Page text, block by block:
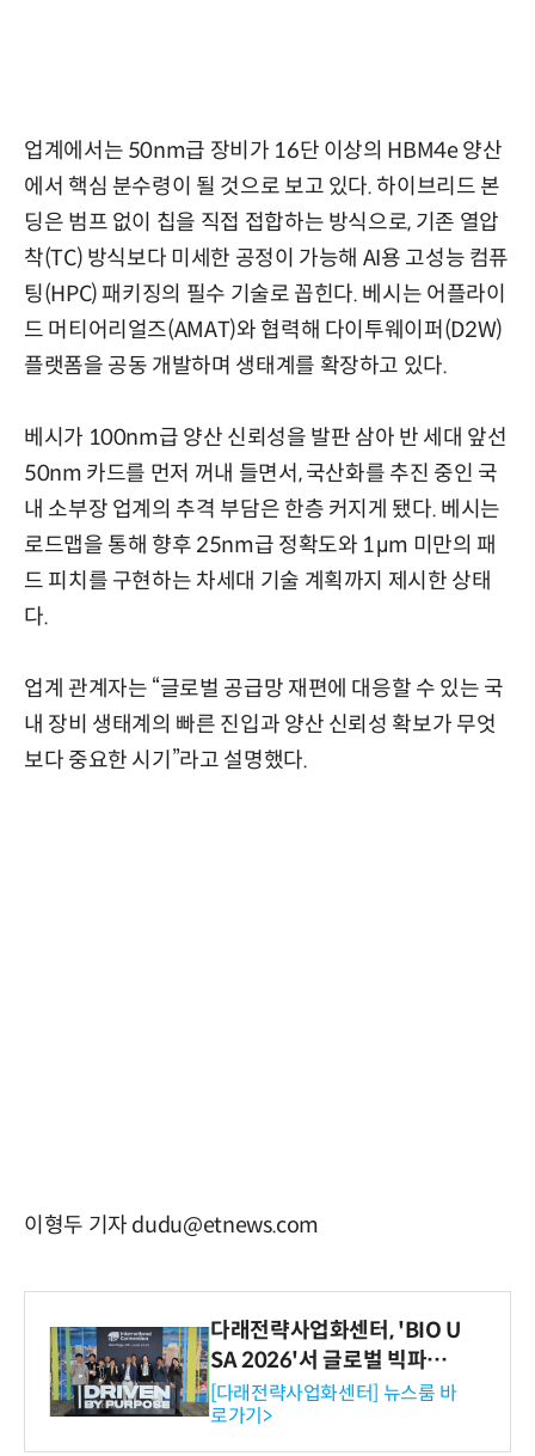
업계에서는 50nm급 장비가 16단 이상의 HBM4e 양산
에서 핵심 분수령이 될 것으로 보고 있다. 하이브리드 본
딩은 범프 없이 칩을 직접 접합하는 방식으로, 기존 열압
착(TC) 방식보다 미세한 공정이 가능해 AI용 고성능 컴퓨
팅(HPC) 패키징의 필수 기술로 꼽힌다. 베시는 어플라이
드 머티어리얼즈(AMAT)와 협력해 다이투웨이퍼(D2W)
플랫폼을 공동 개발하며 생태계를 확장하고 있다.
베시가 100nm급 양산 신뢰성을 발판 삼아 반 세대 앞선
50nm 카드를 먼저 꺼내 들면서, 국산화를 추진 중인 국
내 소부장 업계의 추격 부담은 한층 커지게 됐다. 베시는
로드맵을 통해 향후 25nm급 정확도와 1μm 미만의 패
드 피치를 구현하는 차세대 기술 계획까지 제시한 상태
다.
업계 관계자는 “글로벌 공급망 재편에 대응할 수 있는 국
내 장비 생태계의 빠른 진입과 양산 신뢰성 확보가 무엇
보다 중요한 시기”라고 설명했다.
이형두 기자 dudu@etnews.com
다래전략사업화센터, 'BIO U
SA 2026'서 글로벌 빅파마
와의 비즈니스 미팅 지원…K
-바이오 해외 진출 교두보 확
보
[다래전략사업화센터] 뉴스룸 바
로가기>